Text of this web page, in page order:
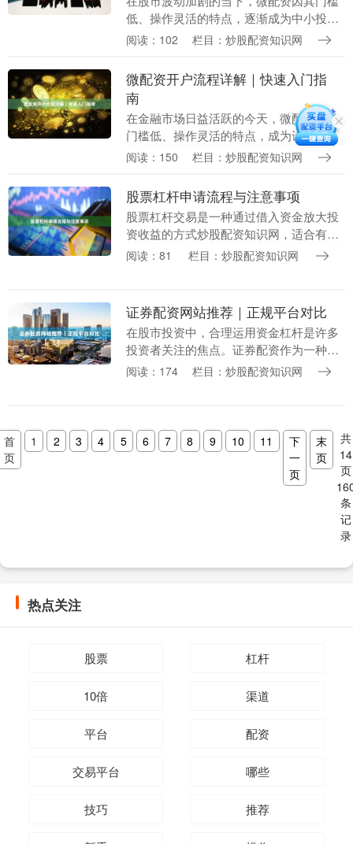
低、操作灵活的特点，逐渐成为中小投资
者放大资金利用率的重要工具。然而，面
配资渠道，并顺利....
阅读：102 栏目：炒股配资知识网
微配资开户流程详解｜快速入门指
南
在金融市场日益活跃的今天，微配资因其
门槛低、操作灵活的特点，成为许多中小
投资者扩大资金利用率的重要方式。然而
言，开户流程是否清....
阅读：150 栏目：炒股配资知识网
股票杠杆申请流程与注意事项
股票杠杆交易是一种通过借入资金放大投
资收益的方式炒股配资知识网，适合有一
定风险承受能力的投资者。本文将详细介
阅读：81 栏目：炒股配资知识网
证券配资网站推荐｜正规平台对比
在股市投资中，合理运用资金杠杆是许多
投资者关注的焦点。证券配资作为一种常
见的资金管理方式，能够帮助投资者在控
阅读：174 栏目：炒股配资知识网
首
页
1 2 3 4 5 6 7 8 9 10 11
下
一
页
末
页
共
14
页
条
记
录
热点关注
股票 杠杆
10倍 渠道
平台 配资
交易平台 哪些
技巧 推荐